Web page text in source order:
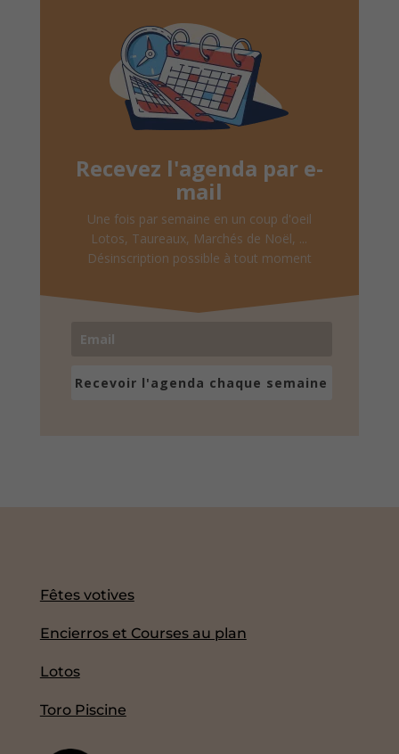
Recevez l'agenda par e-
mail
Une fois par semaine en un coup d'oeil
Lotos, Taureaux, Marchés de Noël, ...
Désinscription possible à tout moment
Recevoir l'agenda chaque semaine
Fêtes votives
Encierros et Courses au plan
Lotos
Toro Piscine